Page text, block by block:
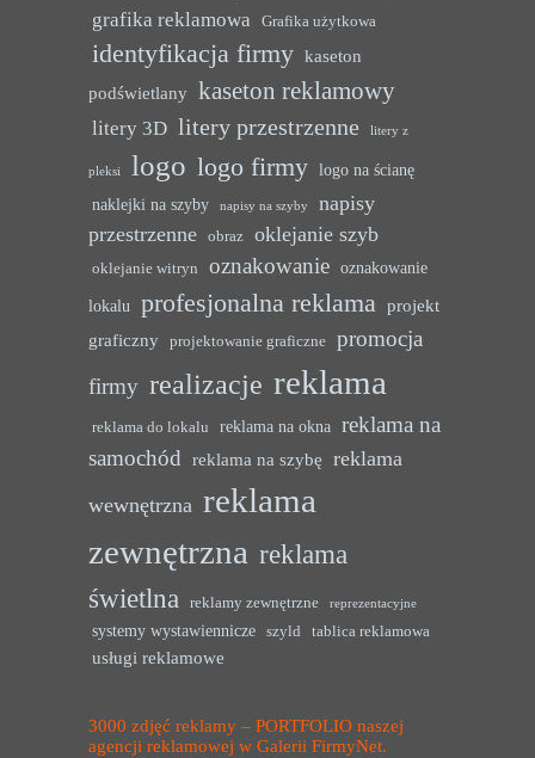
grafika reklamowa Grafika użytkowa
identyfikacja firmy kaseton
podświetlany kaseton reklamowy
litery 3D litery przestrzenne litery z
pleksi logo logo firmy logo na ścianę
naklejki na szyby
napisy na szyby
napisy
przestrzenne
obraz oklejanie szyb
oklejanie witryn oznakowanie oznakowanie
lokalu profesjonalna reklama projekt
graficzny
projektowanie graficzne
promocja
firmy realizacje reklama
reklama do lokalu reklama na okna reklama na
samochód reklama na szybę reklama
wewnętrzna reklama
zewnętrzna reklama
świetlna
reklamy zewnętrzne reprezentacyjne
systemy wystawiennicze szyld tablica reklamowa
usługi reklamowe
3000 zdjęć reklamy – PORTFOLIO naszej
agencji reklamowej w Galerii FirmyNet.